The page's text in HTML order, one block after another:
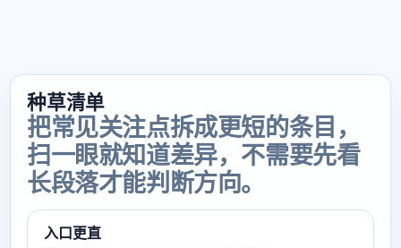
种草清单
把常见关注点拆成更短的条目，
扫一眼就知道差异，不需要先看
长段落才能判断方向。
入口更直